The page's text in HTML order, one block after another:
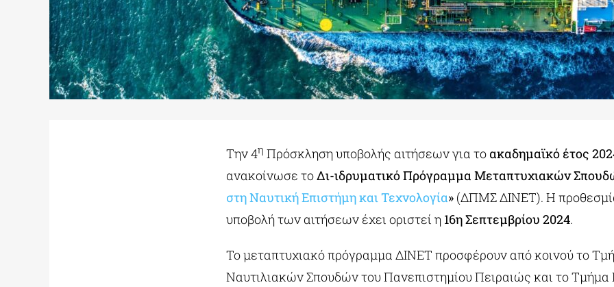
Την 4η Πρόσκληση υποβολής αιτήσεων για το ακαδημαϊκό έτος
ανακοίνωσε τοΔι-ιδρυματικό Πρόγραμμα Μεταπτυχιακών
στη Ναυτική Επιστήμη και Τεχνολογία»(ΔΠΜΣ ΔΙΝΕΤ). Η
υποβολή των αιτήσεων έχει οριστεί η 16η Σεπτεμβρίου 2024.
Το μεταπτυχιακό πρόγραμμα ΔΙΝΕΤ προσφέρουν από κοινού το
Ναυτιλιακών Σπουδών του Πανεπιστημίου Πειραιώς και το